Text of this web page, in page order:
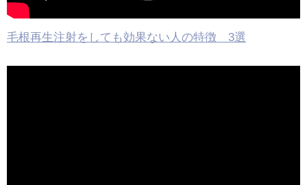
毛根再生注射をしても効果ない人の特徴 3選